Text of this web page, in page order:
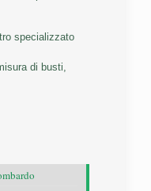
specializzato
di busti,